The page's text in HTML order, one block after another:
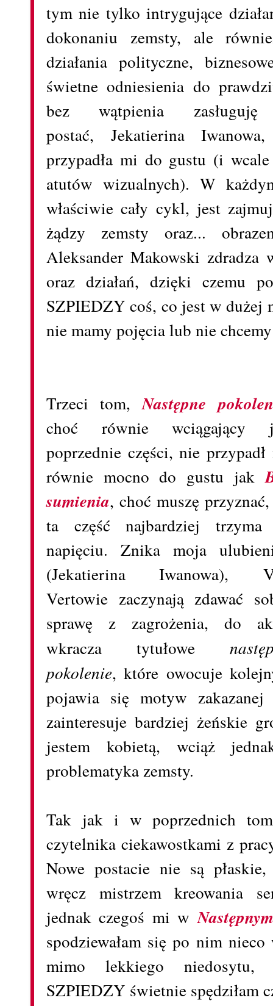
tym nie tylko intrygujące
dokonaniu zemsty, ale
działania polityczne,
świetne odniesienia do
bez wątpienia
postać,Jekatierina
przypadła mi do gustu (i
atutów wizualnych). W
właściwie cały cykl, jest
żądzy zemsty oraz...
Aleksander Makowski zdradza
oraz działań, dzięki czemu
SZPIEDZY coś, co jest w dużej
nie mamy pojęcia lub nie
Trzeci tom,Następne
choć równie wciągający
poprzednie części, nie
równie mocno do gustu jak
sumienia, choć muszę
ta część najbardziej
napięciu. Znika moja
(Jekatierina Iwanowa),
Vertowie zaczynają zdawać
sprawę z zagrożenia, do
wkracza tytułowe
pokolenie, które owocuje
pojawia się motyw
zainteresuje bardziej żeńskie
jestem kobietą, wciąż
problematyka zemsty.
Tak jak i w poprzednich
czytelnika ciekawostkami z
Nowe postacie nie są
wręcz mistrzem kreowania
jednak czegoś mi w
spodziewałam się po nim
mimo lekkiego niedosytu,
SZPIEDZY świetnie spędziłam